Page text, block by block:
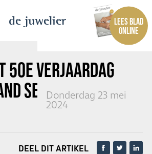
de juwelier
LEES BLAD
ONLINE
50E VERJAARDAG
SEA” CONCEPT
Donderdag 23 mei
2024
DEEL DIT ARTIKEL